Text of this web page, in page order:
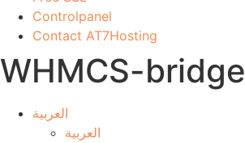
Controlpanel
Contact AT7Hosting
WHMCS-bridge
العربية
العربية